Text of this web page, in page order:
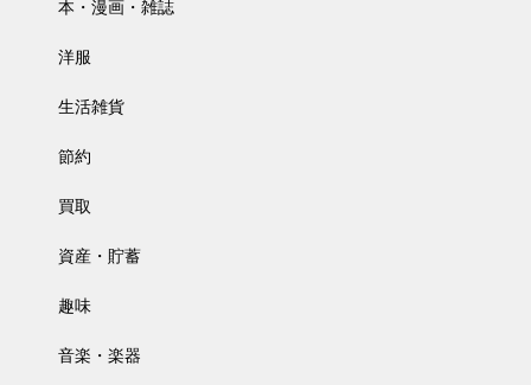
本・漫画・雑誌
洋服
生活雑貨
節約
買取
資産・貯蓄
趣味
音楽・楽器